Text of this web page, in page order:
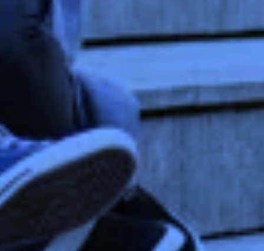
voorkomen dat u steeds dezelfde advertentie
ziet.